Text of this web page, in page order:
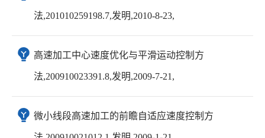
法,201010259198.7,发明,2010-8-23,
高速加工中心速度优化与平滑运动控制方
法,200910023391.8,发明,2009-7-21,
微小线段高速加工的前瞻自适应速度控制方